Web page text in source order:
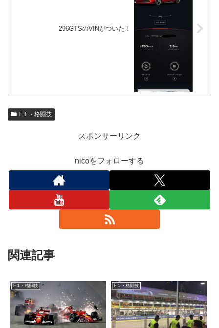
296GTSのVINがついた！
F１・格闘技
スポンサーリンク
nicoをフォローする
関連記事
F１・格闘技 F１・格闘技